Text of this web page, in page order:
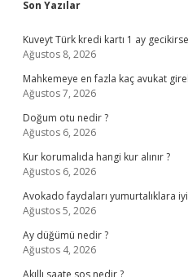
Sidebar
Son Yazılar
Kuveyt Türk kredi kartı 1 ay
Ağustos 8, 2026
Mahkemeye en fazla kaç avukat
Ağustos 7, 2026
Doğum otu nedir ?
Ağustos 6, 2026
Kur korumalıda hangi kur alınır ?
Ağustos 6, 2026
Avokado faydaları yumurtalıklara
Ağustos 5, 2026
Ay düğümü nedir ?
Ağustos 4, 2026
Akıllı saate sos nedir ?